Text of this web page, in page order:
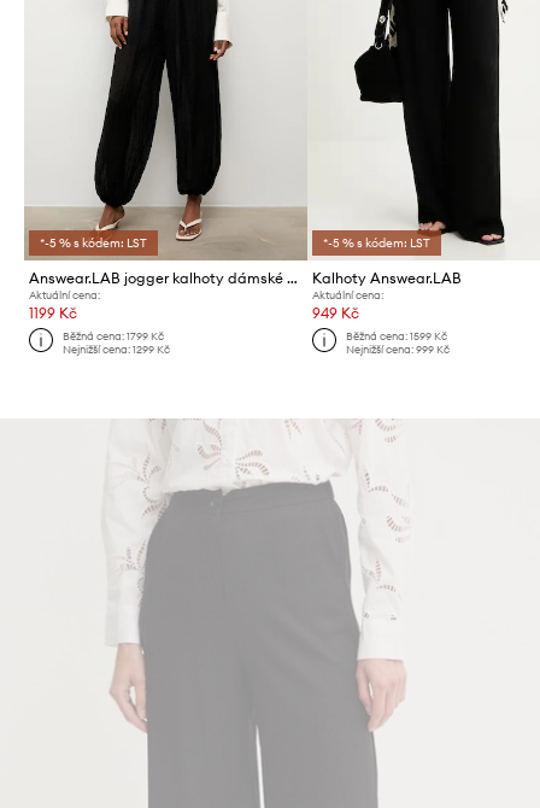
*-5 % s kódem: LST
Answear.LAB jogger kalhoty dámské s viskózou
Aktuální cena:
1199 Kč
Běžná cena:1799 Kč
Nejnižší cena:1299 Kč
*-5 % s kódem: LST
Kalhoty Answear.LAB
Aktuální cena:
949 Kč
Běžná cena: 1599 Kč
Nejnižší cena: 999 Kč